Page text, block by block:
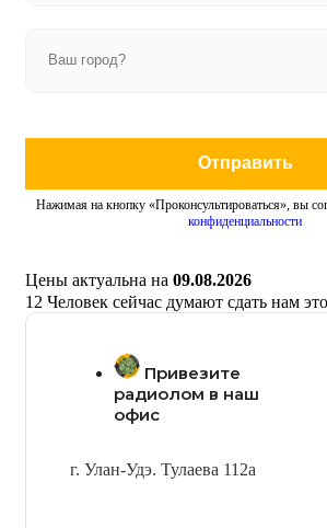
Отправить
Нажимая на кнопку «Проконсультироваться», вы
конфиденциальности
Цены актуальна на 09.08.2026
12 Человек сейчас думают сдать нам
Привезите
радиолом в наш
офис
г. Улан-Удэ. Тулаева 112а